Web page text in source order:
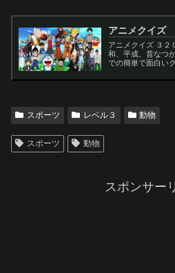
アニメクイズ
アニメクイズ ３
和、平成、昔なつ
での簡単で面白い
ど一問一答から3
スポーツ レベル３ 動物
スポーツ 動物
スポンサー